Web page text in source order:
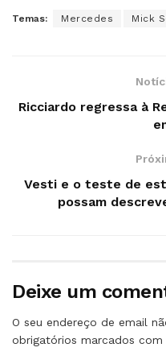
Temas: Mercedes Mick
Ricciardo regressa à
Vesti e o teste de
possam
Deixe um
O seu endereço de email
obrigatórios marcados com